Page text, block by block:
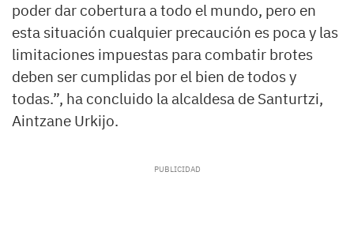
poder dar cobertura a todo el mundo, pero en
esta situación cualquier precaución es poca y las
limitaciones impuestas para combatir brotes
deben ser cumplidas por el bien de todos y
todas.”, ha concluido la alcaldesa de Santurtzi,
Aintzane Urkijo.